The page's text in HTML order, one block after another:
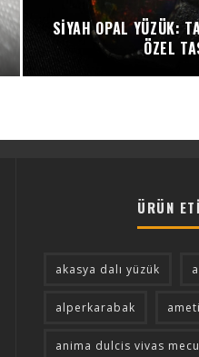
SIYAH OPAL YÜZÜK:
ÖZEL
ÜRÜN
akasya dalı yüzük
alperkarabak
anima dulcis vivas